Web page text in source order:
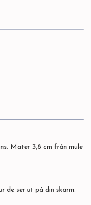
Mäter 3,8 cm från mule
de ser ut på din skärm.